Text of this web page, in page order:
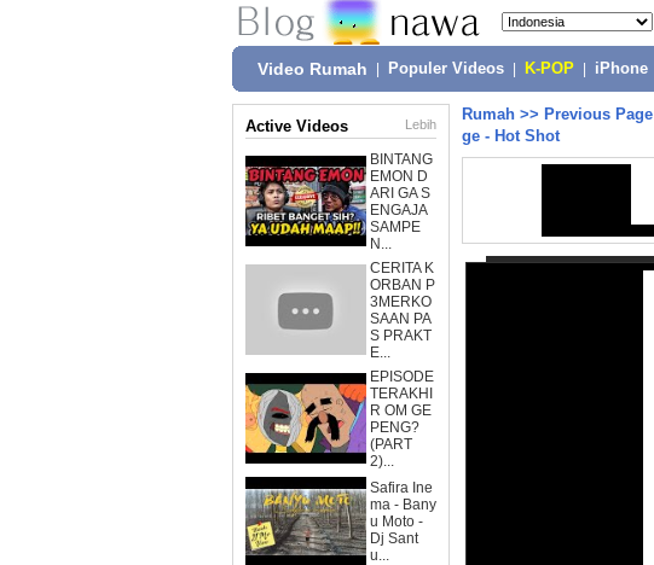
Video Rumah Populer Videos K-POP iPhone
Active Videos Lebih
BINTANG
EMON D
ARI GA S
ENGAJA
SAMPE
N...
CERITA K
ORBAN P
3MERKO
SAAN PA
S PRAKT
E...
EPISODE
TERAKHI
R OM GE
PENG?
(PART
2)...
Safira Ine
ma - Bany
u Moto -
Dj Sant
u...
Rumah >> Previous Page
ge - Hot Shot